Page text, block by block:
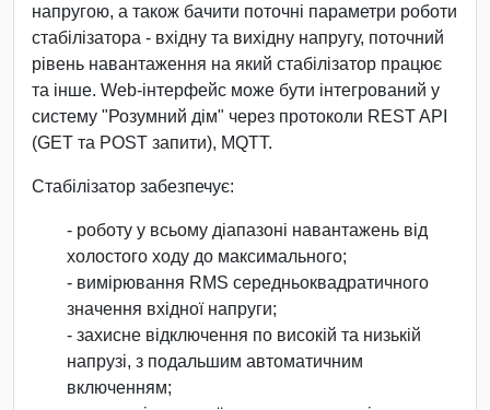
напругою, а також бачити поточні параметри роботи
стабілізатора - вхідну та вихідну напругу, поточний
рівень навантаження на який стабілізатор працює
та інше. Web-інтерфейс може бути інтегрований у
систему "Розумний дім" через протоколи REST API
(GET та POST запити), MQTT.
Стабілізатор забезпечує:
- роботу у всьому діапазоні навантажень від
холостого ходу до максимального;
- вимірювання RMS середньоквадратичного
значення вхідної напруги;
- захисне відключення по високій та низькій
напрузі, з подальшим автоматичним
включенням;